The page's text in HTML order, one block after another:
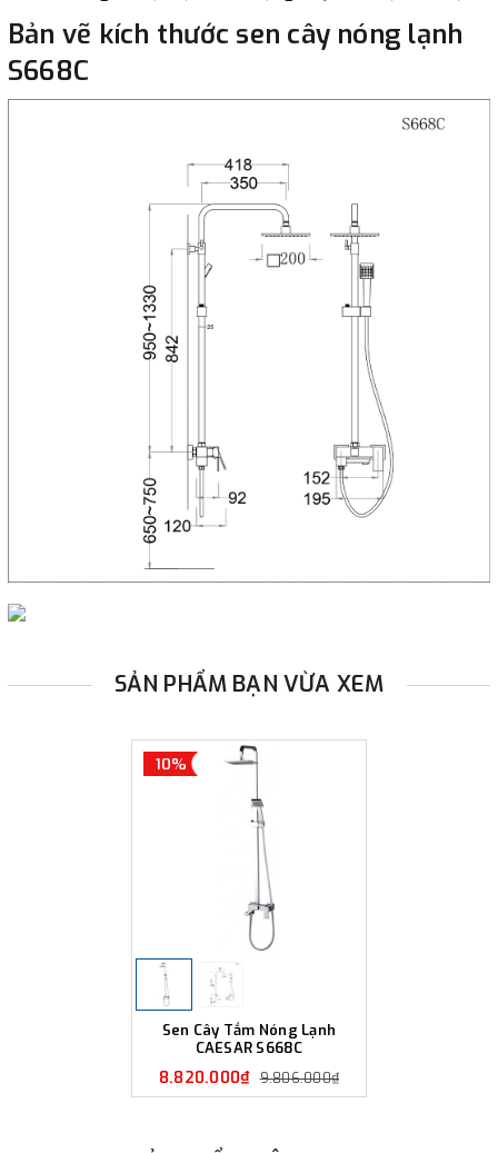
Bản vẽ kích thước sen cây nóng lạnh
S668C
SẢN PHẨM BẠN VỪA XEM
10%
Sen Cây Tắm Nóng Lạnh
CAESAR S668C
8.820.000₫ 9.806.000₫